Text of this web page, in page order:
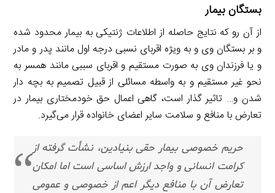
بستگان بیمار
از آن رو که نتایج حاصله از اطلاعات ژنتیکی به بیمار محدود شده
و بر بستگان وی و به ویژه اقربای نسبی درجه اول مانند پدر و مادر
و یا فرزندان وی به صورت مستقیم و اقربای سببی مانند همسر به
نحو غیر مستقیم و به واسطه مسائلی از قبیل تصمیم به بچه دار
شدن و… تاثیر گذار است، گاهی اعمال حق خودمختاری بیمار در
تعارض با منافع و سلامت سایر اعضای خانواده قرار می‌گیرد.
حریم خصوصی بیمار حقی بنیادین، نشأت گرفته از
کرامت انسانی و واجد ارزش اساسی است اما امکان
تعارض آن با منافع دیگر اعم از خصوصی و عمومی